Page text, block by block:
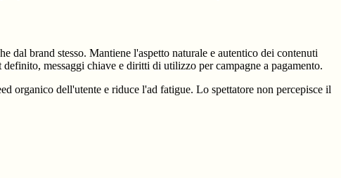
dal brand stesso. Mantiene l'aspetto naturale e autentico dei contenuti
messaggi chiave e diritti di utilizzo per campagne a pagamento.
organico dell'utente e riduce l'ad fatigue. Lo spettatore non percepisce il